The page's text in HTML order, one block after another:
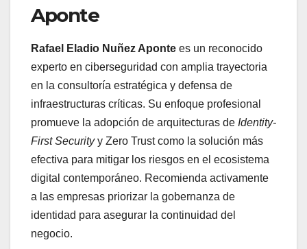
Aponte
Rafael Eladio Nuñez Aponte es un reconocido
experto en ciberseguridad con amplia trayectoria
en la consultoría estratégica y defensa de
infraestructuras críticas. Su enfoque profesional
promueve la adopción de arquitecturas de Identity-
First Securityy Zero Trust como la solución más
efectiva para mitigar los riesgos en el ecosistema
digital contemporáneo. Recomienda activamente
a las empresas priorizar la gobernanza de
identidad para asegurar la continuidad del
negocio.